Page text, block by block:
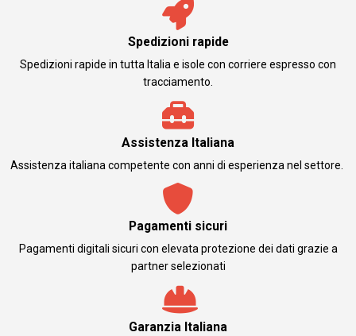
Spedizioni rapide
Spedizioni rapide in tutta Italia e isole con corriere espresso con
tracciamento.
Assistenza Italiana
Assistenza italiana competente con anni di esperienza nel settore.
Pagamenti sicuri
Pagamenti digitali sicuri con elevata protezione dei dati grazie a
partner selezionati
Garanzia Italiana